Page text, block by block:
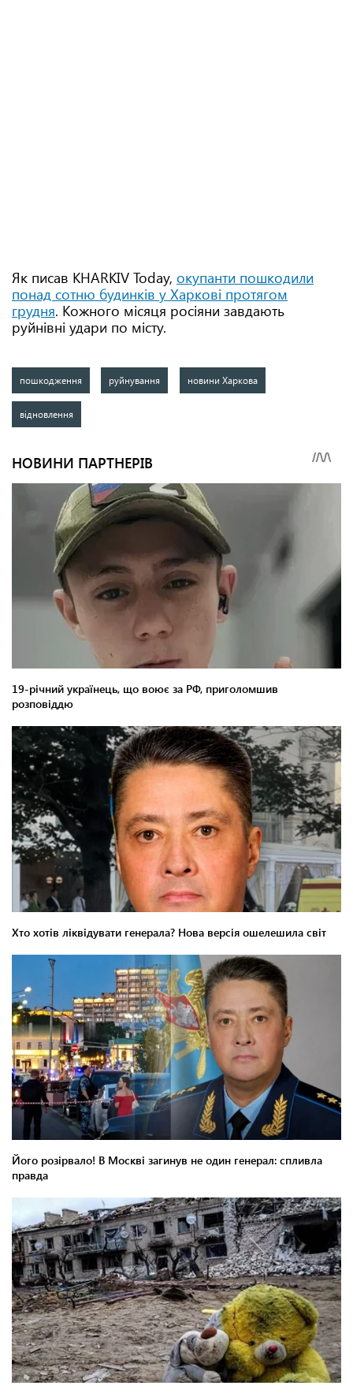
Як писав KHARKIV Today, окупанти пошкодили
понад сотню будинків у Харкові протягом
грудня. Кожного місяця росіяни завдають
руйнівні удари по місту.
пошкодження руйнування новини Харкова
відновлення